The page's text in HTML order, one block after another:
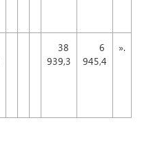
38
939,3
6
945,4
».